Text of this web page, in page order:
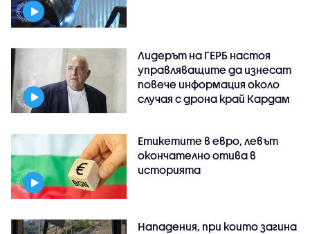
Лидерът на ГЕРБ настоя
управляващите да изнесат
повече информация около
случая с дрона край Кардам
Етикетите в евро, левът
окончателно отива в
историята
Нападения, при които загина